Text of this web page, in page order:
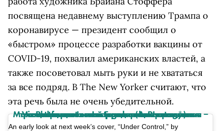
посвящена недавнему выступлению Трампа о
коронавирусе — президент сообщил о
«быстром» процессе разработки вакцины от
COVID-19, похвалил американских властей, а
также посоветовал мыть руки и не хвататься
за все подряд. В The New Yorker считают, что
эта речь была не очень убедительной.
View this post onInstagram
(Американская транснациональная холдинговая компания Meta Platforms Inc. по реализации продуктов ‒ социальных сетей Facebook и Instagram запрещена на территории России*)
An early look at next week’s cover, “Under Control,” by